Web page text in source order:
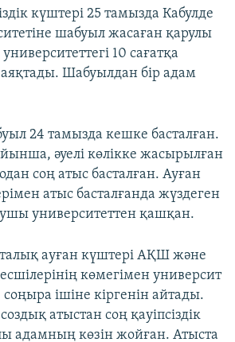
күштері 25 тамызда Кабулде
шабуыл жасаған қарулы
10 сағатқа
Шабуылдан бір адам
24 тамызда кешке басталған.
әуелі көлікке жасырылған
соң атыс басталған. Ауған
атыс басталғанда жүздеген
университеттен қашқан.
ауған күштері АҚШ және
көмегімен университ
ішіне кіргенін айтады.
атыстан соң қауіпсіздік
адамның көзін жойған. Атыста